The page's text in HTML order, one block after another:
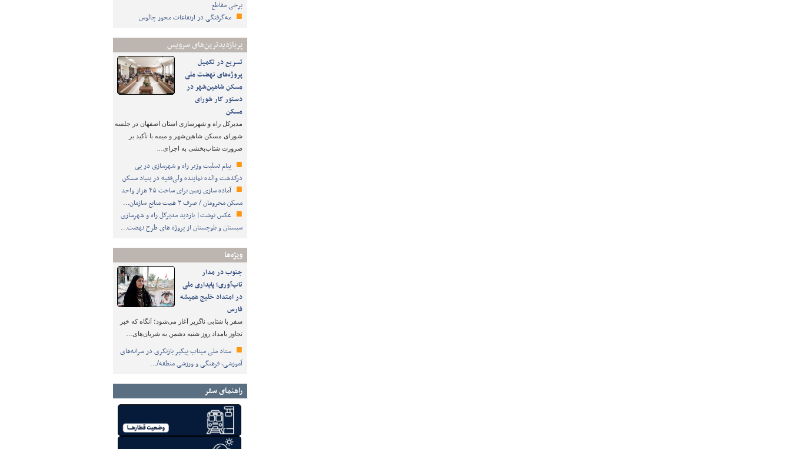
برخی مقاطع
مه‌گرفتگی در ارتفاعات محور چالوس
پربازدیدترین‌های سرویس
تسریع در تکمیل
پروژه‌های نهضت ملی
مسکن شاهین‌شهر در
دستور کار شورای
مسکن
مدیرکل راه و شهرسازی استان اصفهان در جلسه
شورای مسکن شاهین‌شهر و میمه با تأکید بر
ضرورت شتاب‌بخشی به اجرای…
پیام تسلیت وزیر راه و شهرسازی در پی
درگذشت والده نماینده ولی‌فقیه در بنیاد مسکن
آماده سازی زمین برای ساخت ۴۵ هزار واحد
مسکن محرومان / صرف ۳ همت منابع سازمان…
عکس نوشت| بازدید مدیرکل راه و شهرسازی
سیستان و بلوچستان از پروژه های طرح نهضت…
ویژه‌ها
جنوب در مدار
تاب‌آوری؛ پایداری ملی
در امتداد خلیج همیشه
فارس
سفر با شتابی ناگزیر آغاز می‌شود؛ آنگاه که خبر
تجاوز بامداد روز شنبه دشمن به شریان‌های…
ستاد ملی میناب پیگیر بازنگری در سرانه‌های
آموزشی، فرهنگی و ورزشی منطقه/…
راهنمای سفر